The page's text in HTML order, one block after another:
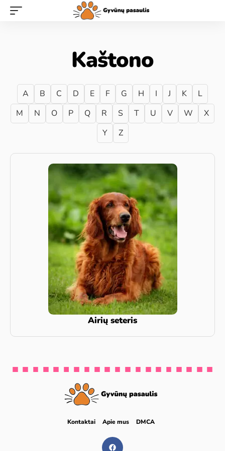
Kaštono
A B C D E F G H I J K
L
M
N O P Q R S T U V W
X
Y
Z
Airių seteris
Kontaktai Apie mus DMCA